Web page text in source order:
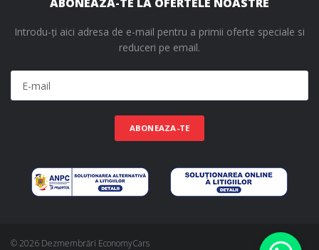
Introdu-ți aici adresa de e-mail pentru a primii oferte speciale si
reduceri pe email.
ABONEAZA-TE
© 2026 Dezmembrări EconomyCars